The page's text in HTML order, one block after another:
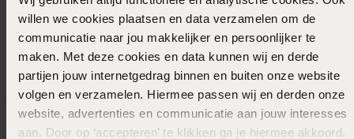
willen we cookies plaatsen en data verzamelen om de
communicatie naar jou makkelijker en persoonlijker te
maken. Met deze cookies en data kunnen wij en derde
partijen jouw internetgedrag binnen en buiten onze website
volgen en verzamelen. Hiermee passen wij en derden onze
website, advertenties en communicatie aan jouw interesses
aan. Door op ‘accepteren’ te klikken ga je hiermee akkoord.